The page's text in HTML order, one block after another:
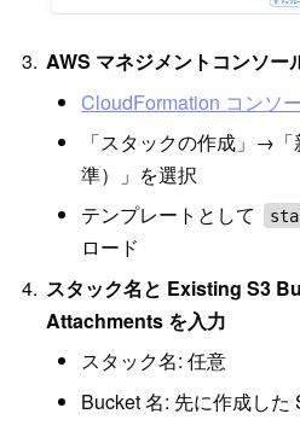
AWS マネジメントコンソー
CloudFormation コンソ
「スタックの作成」→
準）」を選択
テンプレートとして
ロード
スタック名と Existing S3
Attachments を入力
スタック名: 任意
Bucket 名: 先に作成した